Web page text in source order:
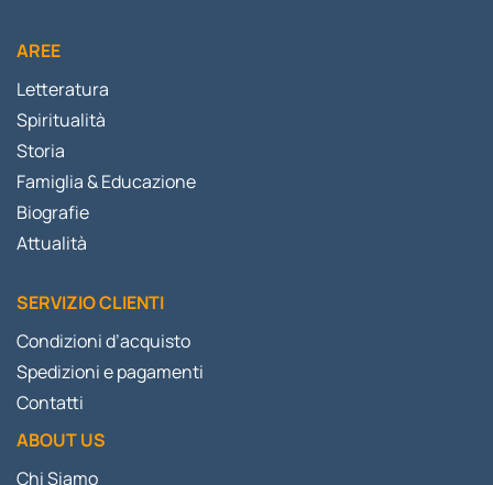
AREE
Letteratura
Spiritualità
Storia
Famiglia & Educazione
Biografie
Attualità
SERVIZIO CLIENTI
Condizioni d’acquisto
Spedizioni e pagamenti
Contatti
ABOUT US
Chi Siamo